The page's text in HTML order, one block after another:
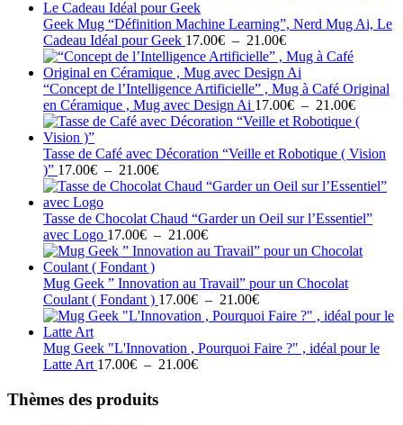
17.00€
21.00€
Geek Mug “Définition Machine Learning”, Nerd Mug Ai, Le
Cadeau Idéal pour Geek 17.00€ – 21.00€Plage
de
prix :
17.00€
à
21.00€
“Concept de l’Intelligence Artificielle” , Mug à Café Original
en Céramique , Mug avec Design Ai 17.00€ – 21.00€Plage
de
17.00€
21.00€
Tasse de Café avec Décoration “Veille et Robotique ( Vision
)” 17.00€ – 21.00€Plage
de
17.00€
à
21.00€
Tasse de Chocolat Chaud “Garder un Oeil sur l’Essentiel”
avec Logo 17.00€ – 21.00€Plage
de
17.00€
à
21.00€
Mug Geek ” Innovation au Travail” pour un Chocolat
Coulant ( Fondant ) 17.00€ – 21.00€Plage
de
17.00€
Mug Geek "L'Innovation , Pourquoi Faire ?" , idéal pour le
Latte Art 17.00€ – 21.00€Plage
Thèmes des produits